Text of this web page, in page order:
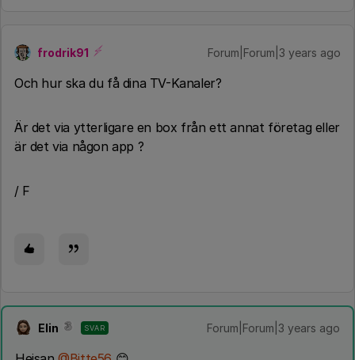
frodrik91 Forum|Forum|3 years ago
Och hur ska du få dina TV-Kanaler?
Är det via ytterligare en box från ett annat företag eller
är det via någon app ?
/ F
Elin SVAR Forum|Forum|3 years ago